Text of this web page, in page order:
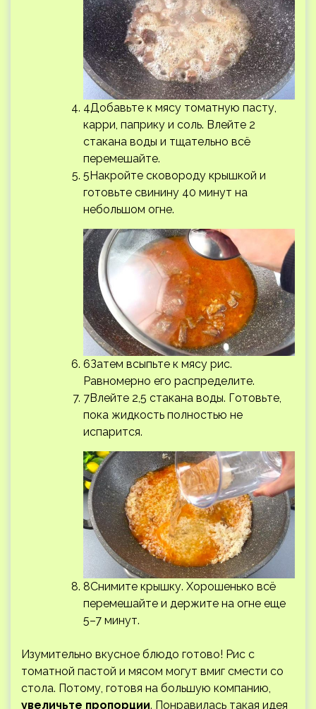
4Добавьте к мясу томатную пасту,
карри, паприку и соль. Влейте 2
стакана воды и тщательно всё
перемешайте.
5Накройте сковороду крышкой и
готовьте свинину 40 минут на
небольшом огне.
6Затем всыпьте к мясу рис.
Равномерно его распределите.
7Влейте 2,5 стакана воды. Готовьте,
пока жидкость полностью не
испарится.
8Снимите крышку. Хорошенько всё
перемешайте и держите на огне еще
5–7 минут.
Изумительно вкусное блюдо готово! Рис с
томатной пастой и мясом могут вмиг смести со
стола. Потому, готовя на большую компанию,
увеличьте пропорции. Понравилась такая идея